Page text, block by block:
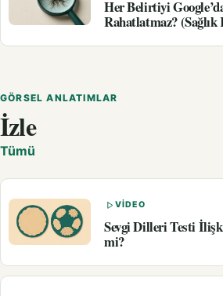
Her Belirtiyi
Rahatlatmaz? (Sağlık
GÖRSEL ANLATIMLAR
İzle
Tümü
VIDEO
Sevgi Dilleri Testi
mi?